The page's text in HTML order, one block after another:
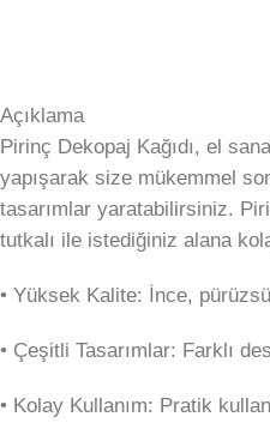
Açıklama
Pirinç Dekopaj Kağıdı, el
yapışarak size mükemmel
tasarımlar yaratabilirsiniz.
tutkalı ile istediğiniz alana
•⁠ ⁠Yüksek Kalite: İnce,
•⁠ ⁠Çeşitli Tasarımlar: Farklı
•⁠ ⁠Kolay Kullanım: Pratik